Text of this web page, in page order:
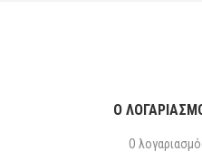
Ο
Ο